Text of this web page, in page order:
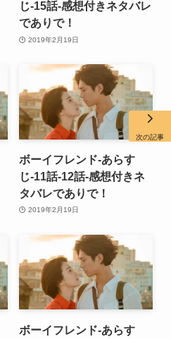
じ-15話-感想付きネタバレ
でありで！
2019年2月19日
ボーイフレンド-あらす
じ-11話-12話-感想付きネ
タバレでありで！
2019年2月19日
ボーイフレンド-あらす
次の記事